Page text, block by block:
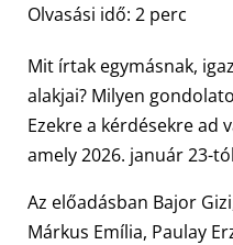
Olvasási idő:2 perc
Mit írtak egymásnak,
alakjai? Milyen
Ezekre a kérdésekre ad
amely 2026. január 23-
Az előadásban Bajor
Márkus Emília, Paulay